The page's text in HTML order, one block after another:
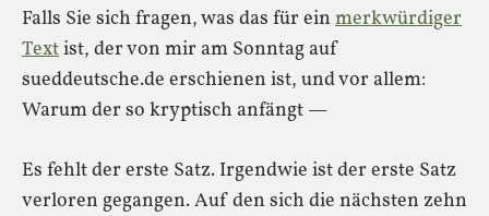
Falls Sie sich fragen, was das für ein merkwürdiger
Textist, der von mir am Sonntag auf
sueddeutsche.de erschienen ist, und vor allem:
Warum der so kryptisch anfängt —
Es fehlt der erste Satz. Irgendwie ist der erste Satz
verloren gegangen. Auf den sich die nächsten zehn